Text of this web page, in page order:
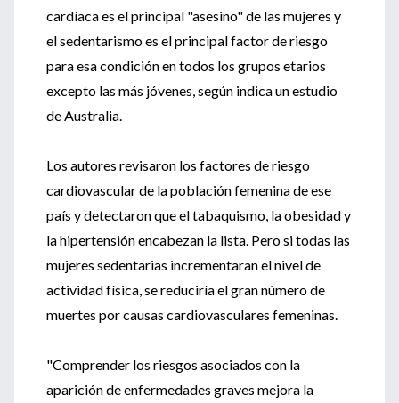
cardíaca es el principal "asesino" de las mujeres y
el sedentarismo es el principal factor de riesgo
para esa condición en todos los grupos etarios
excepto las más jóvenes, según indica un estudio
de Australia.
Los autores revisaron los factores de riesgo
cardiovascular de la población femenina de ese
país y detectaron que el tabaquismo, la obesidad y
la hipertensión encabezan la lista. Pero si todas las
mujeres sedentarias incrementaran el nivel de
actividad física, se reduciría el gran número de
muertes por causas cardiovasculares femeninas.
"Comprender los riesgos asociados con la
aparición de enfermedades graves mejora la